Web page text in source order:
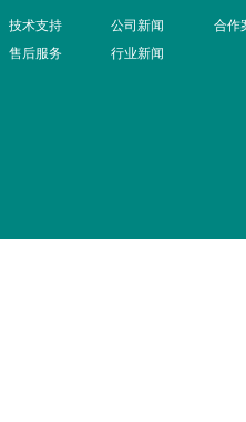
技术支持
售后服务
公司新闻
行业新闻
合作